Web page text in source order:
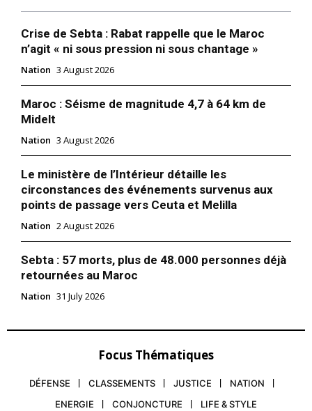
Netflix qui pousse les jeunes
au suicide
3 May 2019
In "Nation"
Crise de Sebta : Rabat rappelle que le Maroc
n’agit « ni sous pression ni sous chantage »
Nation 3 August 2026
Maroc : Séisme de magnitude 4,7 à 64 km de
Midelt
Nation 3 August 2026
Le ministère de l’Intérieur détaille les
circonstances des événements survenus aux
points de passage vers Ceuta et Melilla
Nation 2 August 2026
Sebta : 57 morts, plus de 48.000 personnes déjà
retournées au Maroc
Nation 31 July 2026
Focus Thématiques
DÉFENSE CLASSEMENTS JUSTICE
NATION
ENERGIE
CONJONCTURE LIFE & STYLE